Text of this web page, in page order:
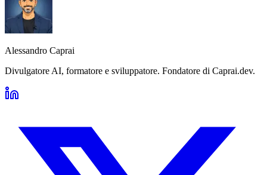
Alessandro Caprai
Divulgatore AI, formatore e sviluppatore. Fondatore di Caprai.dev.